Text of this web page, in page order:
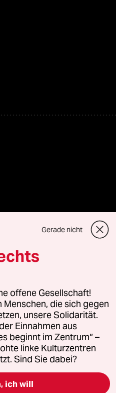
GmbH
Fragen oder für Genehmigungen
Kommune-Richtlinien
Impressum AGB
widerrufen (Ads)
Gerade nicht
offene Gesellschaft!
die sich gegen
unsere Solidarität.
Einnahmen aus
beginnt im Zentrum“ –
linke Kulturzentren
Sind Sie dabei?
ich will